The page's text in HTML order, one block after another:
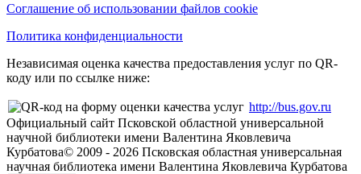
Соглашение об использовании файлов cookie
Политика конфиденциальности
Независимая оценка качества предоставления услуг по QR-
коду или по ссылке ниже:
http://bus.gov.ru
Официальный сайт Псковской областной универсальной
научной библиотеки имени Валентина Яковлевича
Курбатова© 2009 - 2026 Псковская областная универсальная
научная библиотека имени Валентина Яковлевича Курбатова